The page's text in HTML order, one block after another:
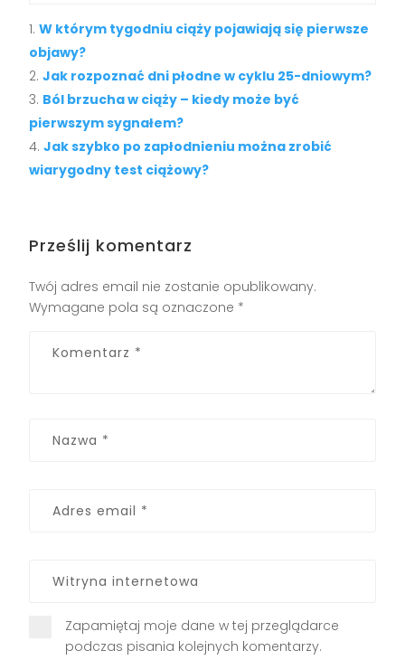
W którym tygodniu ciąży pojawiają się pierwsze
objawy?
Jak rozpoznać dni płodne w cyklu 25-dniowym?
Ból brzucha w ciąży – kiedy może być
pierwszym sygnałem?
Jak szybko po zapłodnieniu można zrobić
wiarygodny test ciążowy?
Prześlij komentarz
Twój adres email nie zostanie opublikowany.
Wymagane pola są oznaczone *
Zapamiętaj moje dane w tej przeglądarce
podczas pisania kolejnych komentarzy.